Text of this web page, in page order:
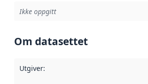
Ikke oppgitt
Om datasettet
Utgiver: